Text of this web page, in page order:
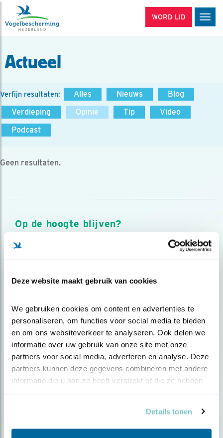
Deze website maakt gebruik van cookies
We gebruiken cookies om content en advertenties te
personaliseren, om functies voor social media te bieden
en om ons websiteverkeer te analyseren. Ook delen we
informatie over uw gebruik van onze site met onze
partners voor social media, adverteren en analyse. Deze
partners kunnen deze gegevens combineren met andere
informatie die u aan ze heeft verstrekt of die ze hebben
Details tonen
WORD LID
Actueel
Verfijn resultaten: Alles Nieuws
Blog
Verdieping
Opinie Tip
Video
Podcast
Geen resultaten.
Op de hoogte blijven?
Meld je aan en ontvang nieuws, inspiratie, acties en tips
over vogels en activiteiten van Vogelbescherming.